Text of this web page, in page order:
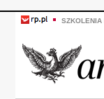
SZKOLENIA